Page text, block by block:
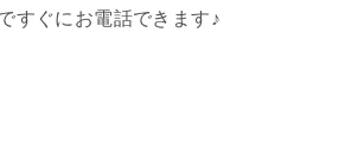
すぐにお電話できます♪